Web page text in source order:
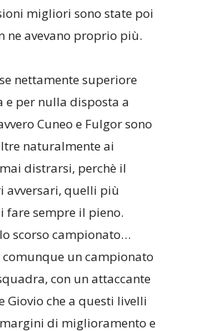
migliori sono state poi
ne avevano proprio più.
nettamente superiore
e per nulla disposta a
Cuneo e Fulgor sono
naturalmente ai
distrarsi, perchè il
avversari, quelli più
fare sempre il pieno.
scorso campionato…
un campionato
con un attaccante
Giovio che a questi livelli
di miglioramento e